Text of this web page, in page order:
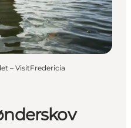
– VisitFredericia